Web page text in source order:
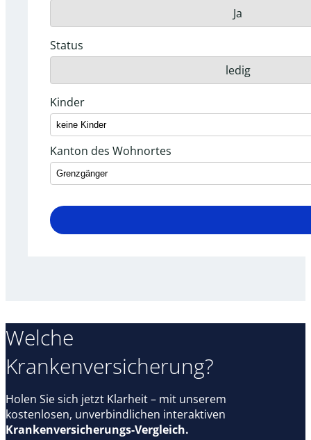
Ja
Status
ledig
Kinder
Kanton des Wohnortes
Welche
Krankenversicherung?
Holen Sie sich jetzt Klarheit – mit unserem
kostenlosen, unverbindlichen interaktiven
Krankenversicherungs-Vergleich.